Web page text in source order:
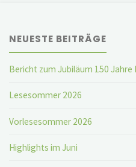
NEUESTE BEITRÄGE
Bericht zum Jubiläum 150 Jahre
Lesesommer 2026
Vorlesesommer 2026
Highlights im Juni